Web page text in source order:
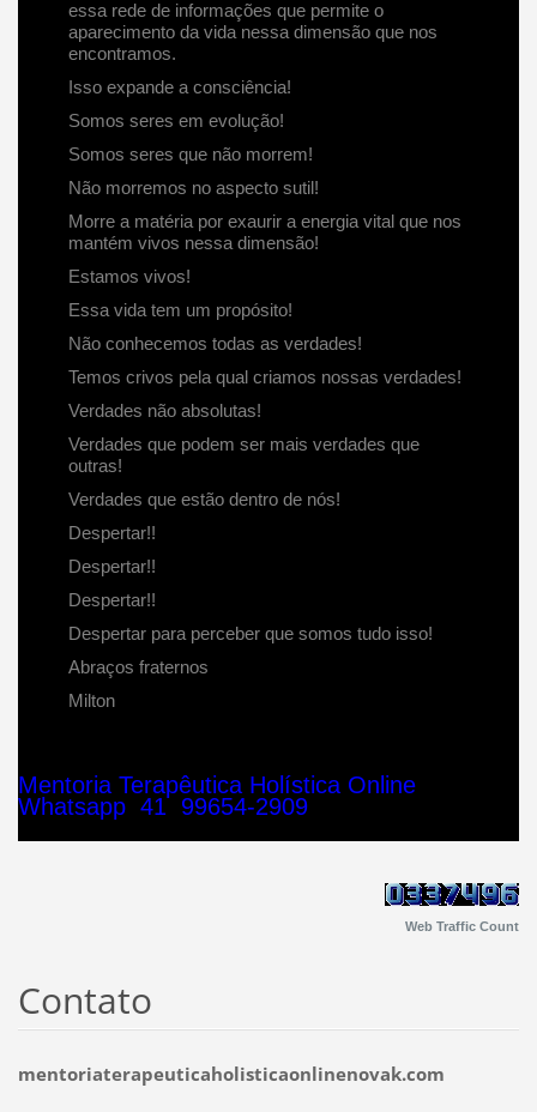
essa rede de informações que permite o
aparecimento da vida nessa dimensão que nos
encontramos.
Isso expande a consciência!
Somos seres em evolução!
Somos seres que não morrem!
Não morremos no aspecto sutil!
Morre a matéria por exaurir a energia vital que nos
mantém vivos nessa dimensão!
Estamos vivos!
Essa vida tem um propósito!
Não conhecemos todas as verdades!
Temos crivos pela qual criamos nossas verdades!
Verdades não absolutas!
Verdades que podem ser mais verdades que
outras!
Verdades que estão dentro de nós!
Despertar!!
Despertar!!
Despertar!!
Despertar para perceber que somos tudo isso!
Abraços fraternos
Milton
Mentoria Terapêutica Holística Online
Whatsapp 41 99654-2909
Web Traffic Count
Contato
mentoriaterapeuticaholisticaonlinenovak.com